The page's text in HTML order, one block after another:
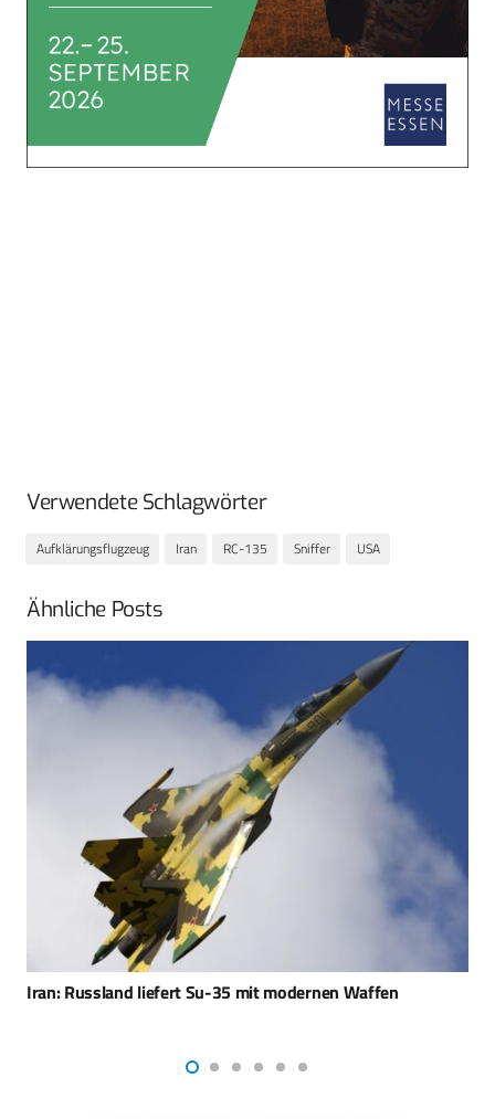
Verwendete Schlagwörter
Aufklärungsflugzeug Iran RC-135 Sniffer USA
Ähnliche Posts
Mehr Soldaten in Syrien – weniger Planungssicherheit in